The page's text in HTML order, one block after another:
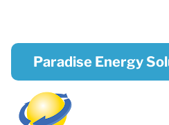
Paradise Energy